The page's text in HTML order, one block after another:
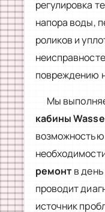
регулировка
напора воды,
роликов и
повреждению
Мы
кабины
возможностью
ремонтв
проводит
источник